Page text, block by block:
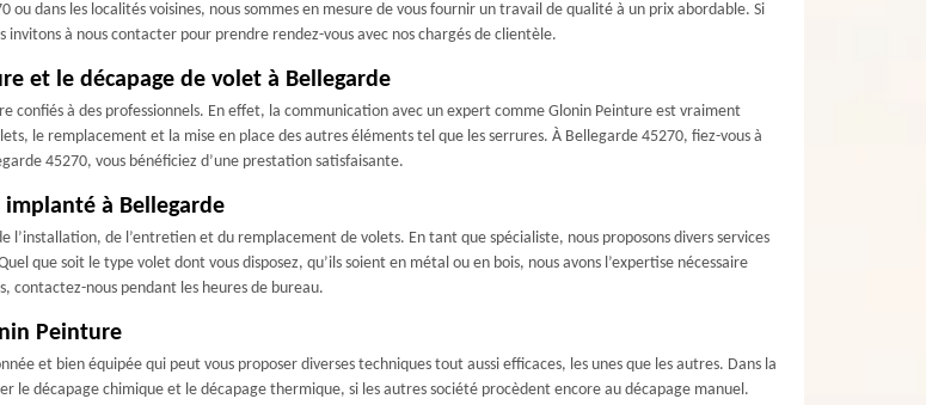
dans les localités voisines, nous sommes en mesure de vous fournir un travail de qualité à un prix abordable. Si
à nous contacter pour prendre rendez-vous avec nos chargés de clientèle.
et le décapage de volet à Bellegarde
confiés à des professionnels. En effet, la communication avec un expert comme Glonin Peinture est vraiment
le remplacement et la mise en place des autres éléments tel que les serrures. À Bellegarde 45270, fiez-vous à
45270, vous bénéficiez d’une prestation satisfaisante.
à Bellegarde
de l’entretien et du remplacement de volets. En tant que spécialiste, nous proposons divers services
que soit le type volet dont vous disposez, qu’ils soient en métal ou en bois, nous avons l’expertise nécessaire
contactez-nous pendant les heures de bureau.
Peinture
et bien équipée qui peut vous proposer diverses techniques tout aussi efficaces, les unes que les autres. Dans la
le décapage chimique et le décapage thermique, si les autres société procèdent encore au décapage manuel.